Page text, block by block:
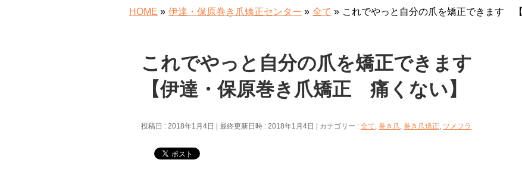
HOME » 伊達・保原巻き爪矯正センター » 全て » これでやっと自分の爪を矯正できます
これでやっと自分の爪を矯正できます
【伊達・保原巻き爪矯正 痛くない】
投稿日 : 2018年1月4日 最終更新日時 : 2018年1月4日 カテゴリー : 全て, 巻き爪, 巻き爪矯正, ツメフラ